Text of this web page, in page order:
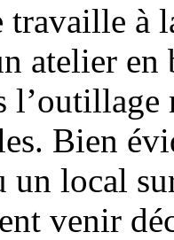
à
atelier
l’outillage
Bien
un local
venir